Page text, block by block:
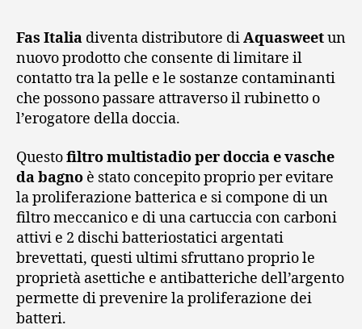
Fas Italia diventa distributore diAquasweetun
nuovo prodotto che consente di limitare il
contatto tra la pelle e le sostanze contaminanti
che possono passare attraverso il rubinetto o
l’erogatore della doccia.
Questofiltro multistadio per doccia e vasche
da bagno è stato concepito proprio per evitare
la proliferazione batterica e si compone di un
filtro meccanico e di una cartuccia con carboni
attivi e 2 dischi batteriostatici argentati
brevettati, questi ultimi sfruttano proprio le
proprietà asettiche e antibatteriche dell’argento
permette di prevenire la proliferazione dei
batteri.